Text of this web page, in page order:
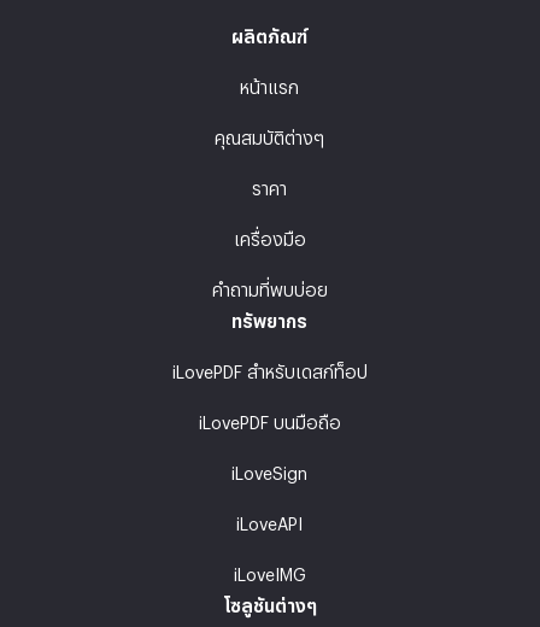
ผลิตภัณฑ์
หน้าแรก
คุณสมบัติต่างๆ
ราคา
เครื่องมือ
คำถามที่พบบ่อย
ทรัพยากร
iLovePDF สำหรับเดสก์ท็อป
iLovePDF บนมือถือ
iLoveSign
iLoveAPI
iLoveIMG
โซลูชันต่างๆ